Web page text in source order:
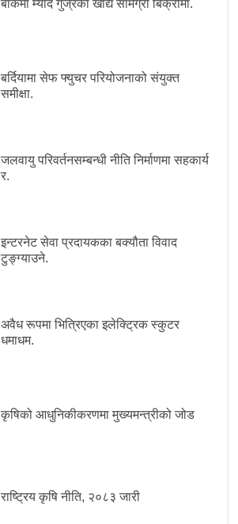
बाँकेमा म्याद गुज्रेका खाद्य सामग्री बिक्रीमा.
बर्दियामा सेफ फ्युचर परियोजनाको संयुक्त
समीक्षा.
जलवायु परिवर्तनसम्बन्धी नीति निर्माणमा सहकार्य
र.
इन्टरनेट सेवा प्रदायकका बक्यौता विवाद
टुङ्ग्याउने.
अवैध रूपमा भित्रिएका इलेक्ट्रिक स्कुटर
धमाधम.
कृषिको आधुनिकीकरणमा मुख्यमन्त्रीको जोड
राष्ट्रिय कृषि नीति, २०८३ जारी